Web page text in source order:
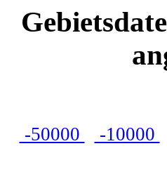
-50000 -10000